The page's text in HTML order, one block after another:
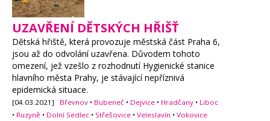
UZAVŘENÍ DĚTSKÝCH HŘIŠŤ
Dětská hřiště, která provozuje městská část Praha 6,
jsou až do odvolání uzavřena. Důvodem tohoto
omezení, jež vzešlo z rozhodnutí Hygienické stanice
hlavního města Prahy, je stávající nepříznivá
epidemická situace.
[04.03.2021] Břevnov • Bubeneč • Dejvice • Hradčany • Liboc
• Ruzyně • Dolní Sedlec • Střešovice • Veleslavín • Vokovice